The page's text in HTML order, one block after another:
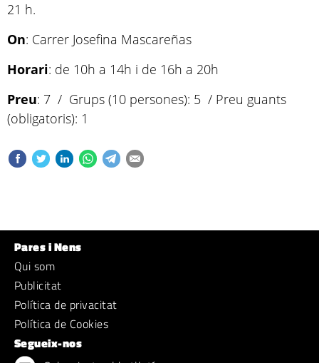
21 h.
On: Carrer Josefina Mascareñas
Horari: de 10h a 14h i de 16h a 20h
Preu: 7  / Grups (10 persones): 5  / Preu guants
(obligatoris): 1 
Pares i Nens
Qui som
Publicitat
Política de privacitat
Política de Cookies
Segueix-nos